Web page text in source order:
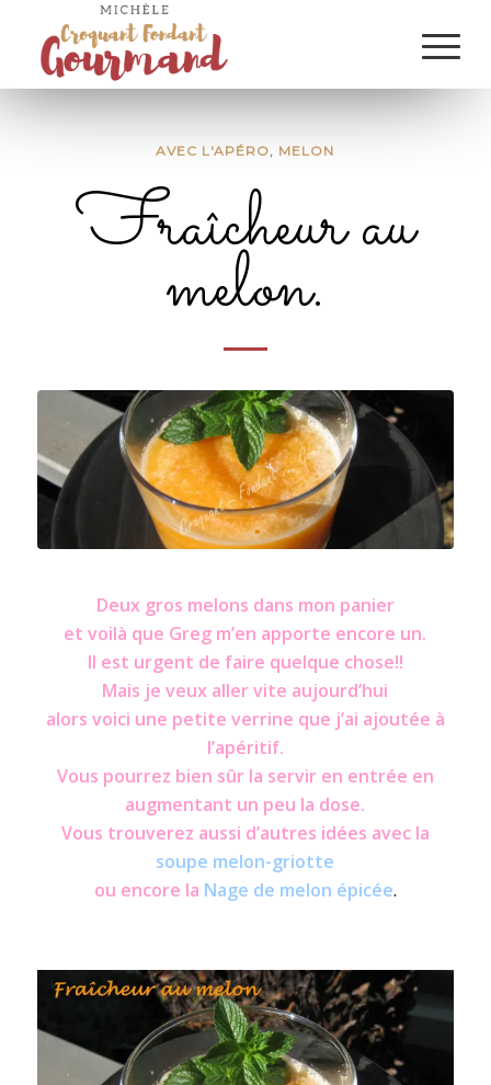
AVEC L'APÉRO, MELON
Fraîcheur au
melon.
Deux gros melons dans mon panier
et voilà que Greg m’en apporte encore un.
Il est urgent de faire quelque chose!!
Mais je veux aller vite aujourd’hui
alors voici une petite verrine que j’ai ajoutée à
l’apéritif.
Vous pourrez bien sûr la servir en entrée en
augmentant un peu la dose.
Vous trouverez aussi d’autres idées avec la
soupe melon-griotte
ou encore la Nage de melon épicée.